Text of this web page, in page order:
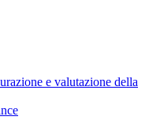
e valutazione della